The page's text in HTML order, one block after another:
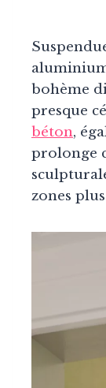
bohème
presque
béton,
prolonge
zones